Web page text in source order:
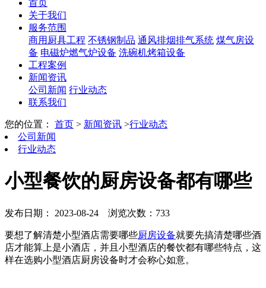
首页
关于我们
服务范围
商用厨具工程 不锈钢制品 通风排烟排气系统 煤气房设
备 电磁炉燃气炉设备 洗碗机烤箱设备
工程案例
新闻资讯
公司新闻 行业动态
联系我们
您的位置： 首页 > 新闻资讯 >行业动态
公司新闻
行业动态
小型餐饮的厨房设备都有哪些
发布日期： 2023-08-24 浏览次数：733
要想了解清楚小型酒店需要哪些厨房设备就要先搞清楚哪些酒
店才能算上是小酒店，并且小型酒店的餐饮都有哪些特点，这
样在选购小型酒店厨房设备时才会称心如意。